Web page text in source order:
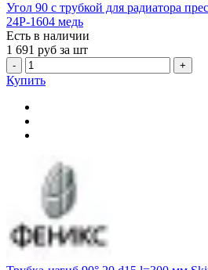
Угол 90 с трубкой для радиатора
24P-1604 медь
Есть в наличии
1 691 руб за шт
- +
Купить